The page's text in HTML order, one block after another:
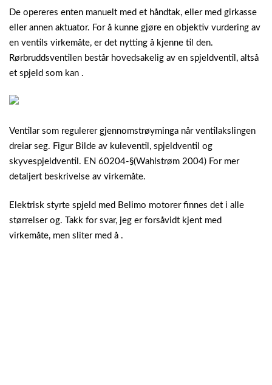
De opereres enten manuelt med et håndtak, eller med girkasse
eller annen aktuator. For å kunne gjøre en objektiv vurdering av
en ventils virkemåte, er det nytting å kjenne til den.
Rørbruddsventilen består hovedsakelig av en spjeldventil, altså
et spjeld som kan .
Ventilar som regulerer gjennomstrøyminga når ventilakslingen
dreiar seg. Figur Bilde av kuleventil, spjeldventil og
skyvespjeldventil. EN 60204-§(Wahlstrøm 2004) For mer
detaljert beskrivelse av virkemåte.
Elektrisk styrte spjeld med Belimo motorer finnes det i alle
størrelser og. Takk for svar, jeg er forsåvidt kjent med
virkemåte, men sliter med å .